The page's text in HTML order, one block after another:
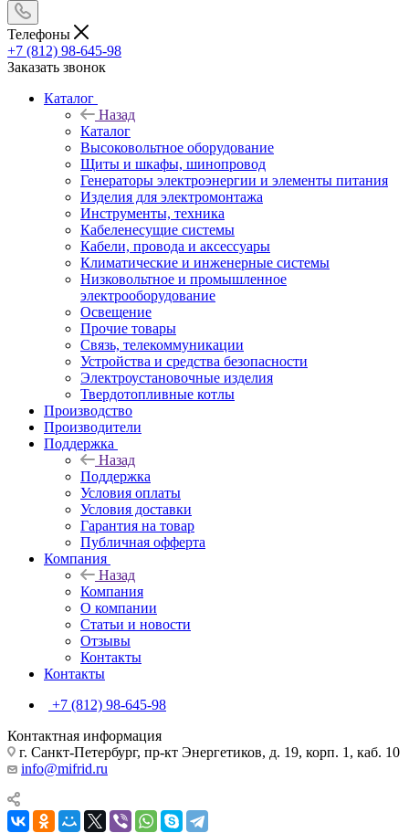
Телефоны
+7 (812) 98-645-98
Заказать звонок
Каталог
Назад
Каталог
Высоковольтное оборудование
Щиты и шкафы, шинопровод
Генераторы электроэнергии и элементы питания
Изделия для электромонтажа
Инструменты, техника
Кабеленесущие системы
Кабели, провода и аксессуары
Климатические и инженерные системы
Низковольтное и промышленное
электрооборудование
Освещение
Прочие товары
Связь, телекоммуникации
Устройства и средства безопасности
Электроустановочные изделия
Твердотопливные котлы
Производство
Производители
Поддержка
Назад
Поддержка
Условия оплаты
Условия доставки
Гарантия на товар
Публичная офферта
Компания
Назад
Компания
О компании
Статьи и новости
Отзывы
Контакты
Контакты
+7 (812) 98-645-98
Контактная информация
г. Санкт-Петербург, пр-кт Энергетиков, д. 19, корп. 1, каб. 10
info@mifrid.ru